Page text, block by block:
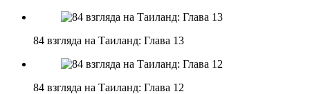
84 взгляда на Таиланд: Глава 13
84 взгляда на Таиланд: Глава 12